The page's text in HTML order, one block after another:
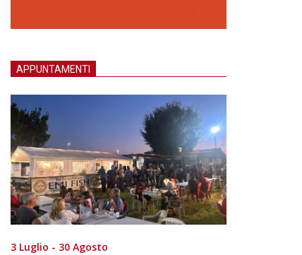
APPUNTAMENTI
3 Luglio - 30 Agosto